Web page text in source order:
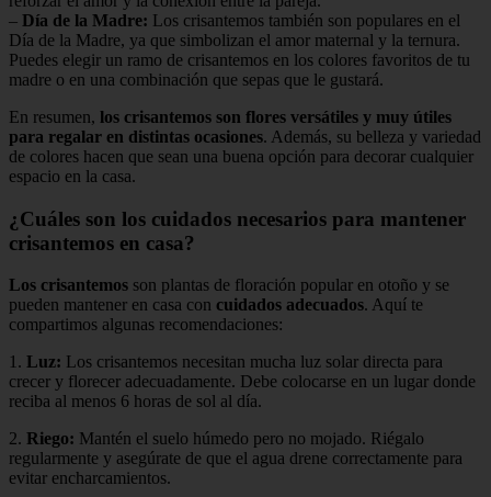
– Día de la Madre: Los crisantemos también son populares en el
Día de la Madre, ya que simbolizan el amor maternal y la ternura.
Puedes elegir un ramo de crisantemos en los colores favoritos de tu
madre o en una combinación que sepas que le gustará.
En resumen, los crisantemos son flores versátiles y muy útiles
para regalar en distintas ocasiones. Además, su belleza y variedad
de colores hacen que sean una buena opción para decorar cualquier
espacio en la casa.
¿Cuáles son los cuidados necesarios para mantener
crisantemos en casa?
Los crisantemos son plantas de floración popular en otoño y se
pueden mantener en casa con cuidados adecuados. Aquí te
compartimos algunas recomendaciones:
1. Luz: Los crisantemos necesitan mucha luz solar directa para
crecer y florecer adecuadamente. Debe colocarse en un lugar donde
reciba al menos 6 horas de sol al día.
2. Riego: Mantén el suelo húmedo pero no mojado. Riégalo
regularmente y asegúrate de que el agua drene correctamente para
evitar encharcamientos.